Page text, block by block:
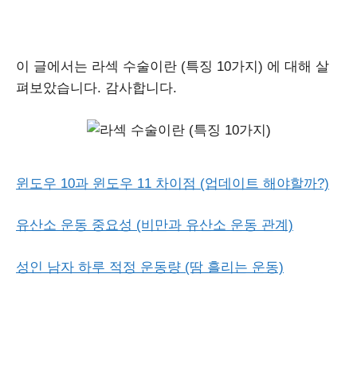
이 글에서는 라섹 수술이란 (특징 10가지) 에 대해 살
펴보았습니다. 감사합니다.
윈도우 10과 윈도우 11 차이점 (업데이트 해야할까?)
유산소 운동 중요성 (비만과 유산소 운동 관계)
성인 남자 하루 적정 운동량 (땀 흘리는 운동)